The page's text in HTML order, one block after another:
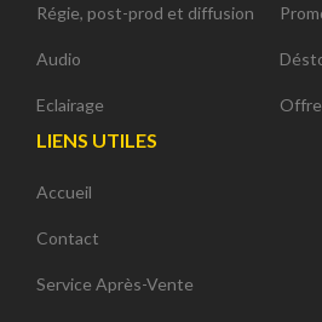
Régie, post-prod et diffusion
Audio
Eclairage
LIENS UTILES
Accueil
Contact
Service Après-Vente